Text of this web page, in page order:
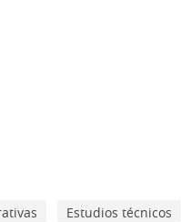
Estudios técnicos